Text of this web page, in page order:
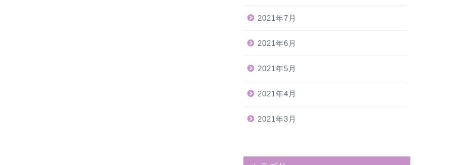
2021年7月
2021年6月
2021年5月
2021年4月
2021年3月